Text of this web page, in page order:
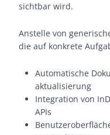
sichtbar wird.
Anstelle von
die auf konkrete
Automatische
aktualisierung
Integration von
APIs